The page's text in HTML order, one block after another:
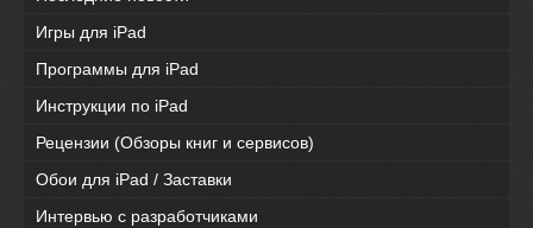
Игры для iPad
Программы для iPad
Инструкции по iPad
Рецензии (Обзоры книг и сервисов)
Обои для iPad / Заставки
Интервью с разработчиками